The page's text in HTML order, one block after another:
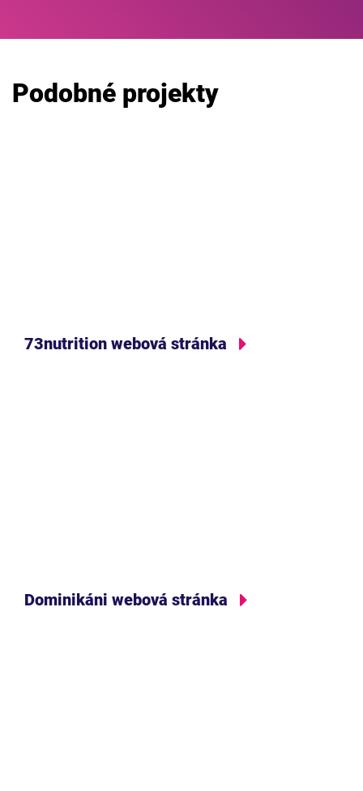
Podobné projekty
73nutrition webová stránka
Dominikáni webová stránka